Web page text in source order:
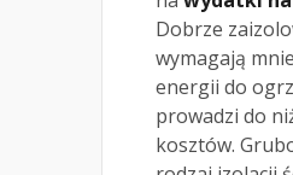
Dobrze
wymagają
energii do
prowadzi do
kosztów.